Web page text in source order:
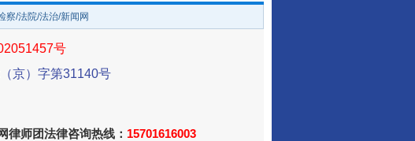
察/法院/法治/新闻网
号
京）字第31140号
律师团法律咨询热线： 15701616003